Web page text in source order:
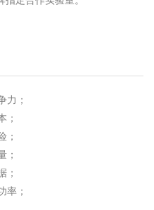
力；
；
；
；
；
率；